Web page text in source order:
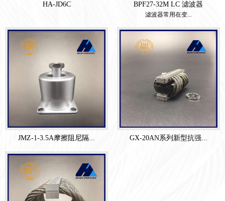
HA-JD6C BPF27-32M LC 滤波器
滤波器常用在变...
JMZ-1-3.5A摩擦阻尼隔... GX-20AN系列新型抗强...